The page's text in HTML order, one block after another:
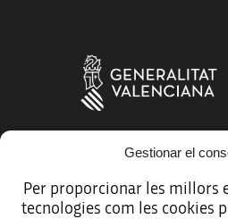
Gestionar el
Per proporcionar les millors
tecnologies com les cookies